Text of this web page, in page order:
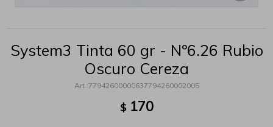
System3 Tinta 60 gr - Nº6.26 Rubio
Oscuro Cereza
77942600000637794260002005
$ 170